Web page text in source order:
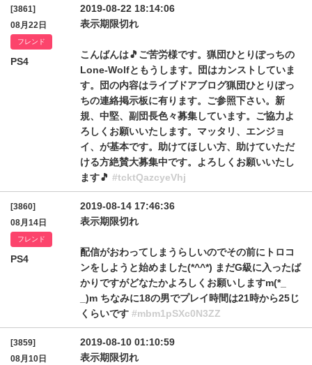
[3861]
08月22日
フレンド
PS4
2019-08-22 18:14:06
表示期限切れ
こんばんは🎵ご苦労様です。猟団ひとりぽっちの
Lone-Wolfともうします。団はカンストしていま
す。団の内容はライブドアブログ猟団ひとりぽっ
ちの連絡掲示板に有ります。ご参照下さい。新
規、中堅、副団長色々募集しています。ご協力よ
ろしくお願いいたします。マッタリ、エンジョ
イ、が基本です。助けてほしい方、助けていただ
ける方絶賛大募集中です。よろしくお願いいたし
ます🎵 #tcktQazcyeVhj
[3860]
08月14日
フレンド
PS4
2019-08-14 17:46:36
表示期限切れ
配信がおわってしまうらしいのでその前にトロコ
ンをしようと始めました(*^^*) まだG級に入ったば
かりですがどなたかよろしくお願いしますm(*_
_)m ちなみに18の男でプレイ時間は21時から25じ
くらいです #mbm1pSXc0N3ZZ
[3859]
08月10日
2019-08-10 01:10:59
表示期限切れ